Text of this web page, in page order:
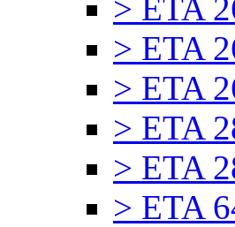
> ETA
> ETA
> ETA
> ETA
> ETA
> ETA